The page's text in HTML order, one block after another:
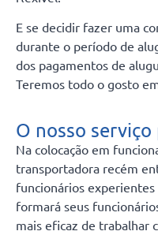
E se decidir fazer uma
durante o período de
dos pagamentos de
Teremos todo o gosto
O nosso serviço
Na colocação em
transportadora recém
funcionários
formará seus
mais eficaz de trabalhar